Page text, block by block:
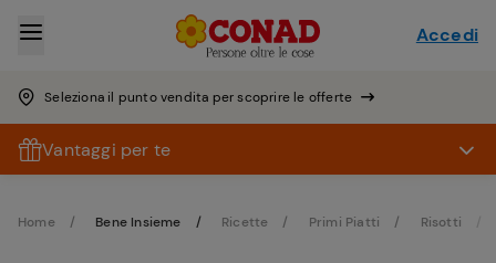
Seleziona il punto vendita per scoprire le offerte
Accedi
Vantaggi per te
Home Bene Insieme Ricette Primi Piatti Risotti